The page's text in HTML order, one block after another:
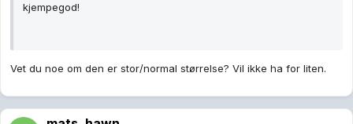
kjempegod!
Vet du noe om den er stor/normal størrelse? Vil ikke ha for liten.